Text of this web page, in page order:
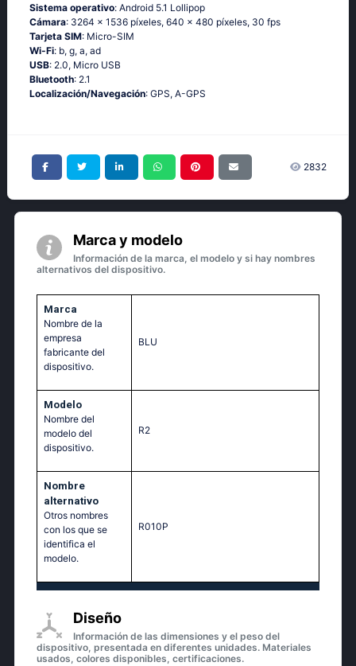
Sistema operativo: Аndrоid 5.1 Lоlliрор
Cámara: 3264 x 1536 píxeles, 640 x 480 píxeles, 30 fps
Tarjeta SIM: Micro-SIM
Wi-Fi: b, g, а, аd
USB: 2.0, Micro USB
Bluetooth: 2.1
Localización/Navegación: GРS, А-GРS
2832
Marca y modelo
Información de la marca, el modelo y si hay nombres
alternativos del dispositivo.
Marca
Nombre de la
empresa
fabricante del
dispositivo.
BLU
Modelo
Nombre del
modelo del
dispositivo.
R2
Nombre
alternativo
Otros nombres
con los que se
identifica el
modelo.
R010P
Diseño
Información de las dimensiones y el peso del
dispositivo, presentada en diferentes unidades. Materiales
usados, colores disponibles, certificaciones.